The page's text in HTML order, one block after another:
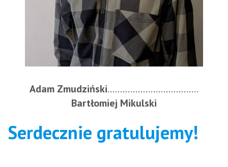
Adam Zmudziński………………………………
Bartłomiej Mikulski
Serdecznie gratulujemy!